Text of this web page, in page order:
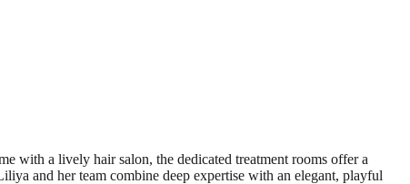
with a lively hair salon, the dedicated treatment rooms offer a
and her team combine deep expertise with an elegant, playful